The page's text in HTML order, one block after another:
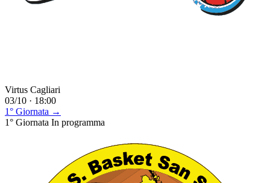
Virtus Cagliari
03/10 · 18:00
1° Giornata →
1° Giornata In programma